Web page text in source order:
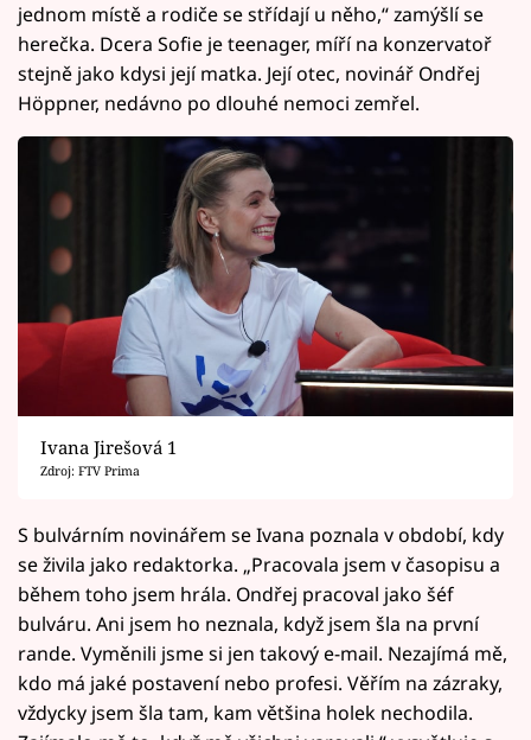
jednom místě a rodiče se střídají u něho,“ zamýšlí se
herečka. Dcera Sofie je teenager, míří na konzervatoř
stejně jako kdysi její matka. Její otec, novinář Ondřej
Höppner, nedávno po dlouhé nemoci zemřel.
Ivana Jirešová 1
Zdroj: FTV Prima
S bulvárním novinářem se Ivana poznala v období, kdy
se živila jako redaktorka. „Pracovala jsem v časopisu a
během toho jsem hrála. Ondřej pracoval jako šéf
bulváru. Ani jsem ho neznala, když jsem šla na první
rande. Vyměnili jsme si jen takový e-mail. Nezajímá mě,
kdo má jaké postavení nebo profesi. Věřím na zázraky,
vždycky jsem šla tam, kam většina holek nechodila.